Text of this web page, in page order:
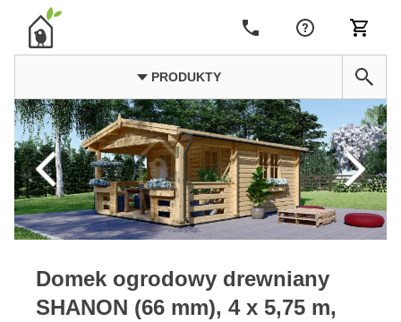
PRODUKTY
Domek ogrodowy drewniany
SHANON (66 mm), 4 x 5,75 m,